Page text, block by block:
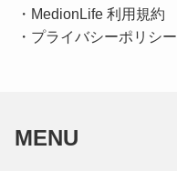
・ MedionLife 利用規約
・ プライバシーポリシー
MENU